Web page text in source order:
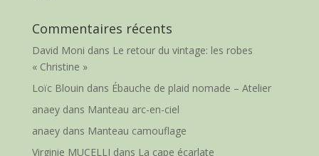
Commentaires récents
David Moni dans Le retour du vintage: les robes
« Christine »
Loïc Blouin dans Ébauche de plaid nomade – Atelier
anaeydans Manteau arc-en-ciel
anaeydans Manteau camouflage
Virginie MUCELLI dans La cape écarlate